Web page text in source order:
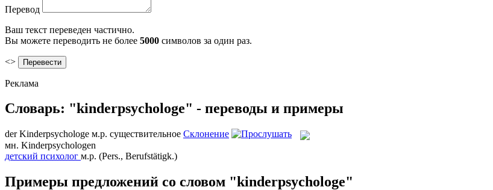
Перевод
Ваш текст переведен частично.
Вы можете переводить не более 5000 символов за один раз.
<>
Реклама
Словарь: "kinderpsychologe" - переводы и примеры
derKinderpsychologe м.р. существительное Склонение
мн. Kinderpsychologen
детский психолог м.р. (Pers., Berufstätigk.)
Примеры предложений со словом "kinderpsychologe"